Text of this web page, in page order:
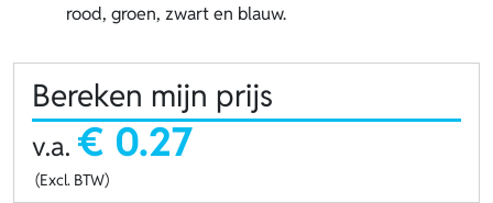
rood, groen, zwart en blauw.
Bereken mijn prijs
v.a. € 0.27
(Excl. BTW)